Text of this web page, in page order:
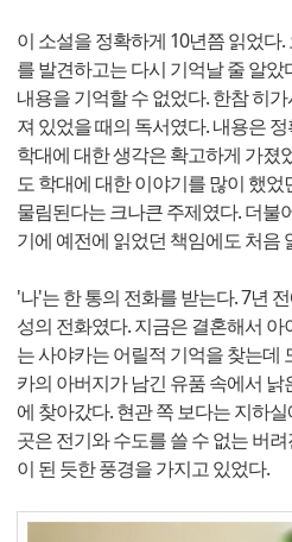
이 소설을 정확하게 10년쯤 읽었다
를 발견하고는 다시 기억날 줄 알
내용을 기억할 수 없었다. 한참 히
져 있었을 때의 독서였다. 내용은
학대에 대한 생각은 확고하게 가졌
도 학대에 대한 이야기를 많이 했었
물림된다는 크나큰 주제였다. 더불
기에 예전에 읽었던 책임에도 처음
'나'는 한 통의 전화를 받는다. 7년
성의 전화였다. 지금은 결혼해서
는 사야카는 어릴적 기억을 찾는데
카의 아버지가 남긴 유품 속에서
에 찾아갔다. 현관 쪽 보다는 지하
곳은 전기와 수도를 쓸 수 없는 버
이 된 듯한 풍경을 가지고 있었다.